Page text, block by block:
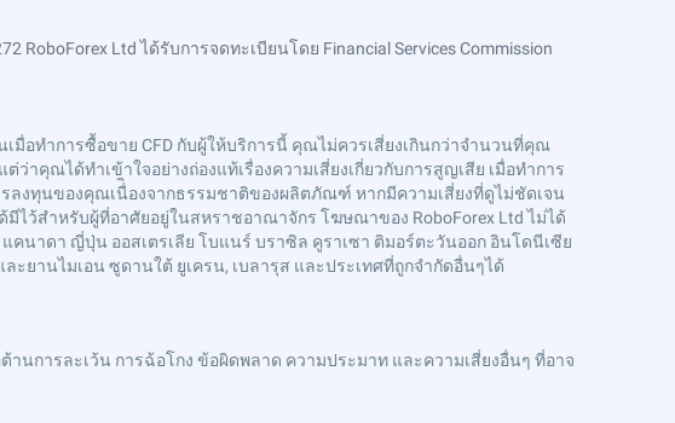
Ltd ได้รับการจดทะเบียนโดย Financial Services Commission
เมื่อทำการซื้อขาย CFD กับผู้ให้บริการนี้ คุณไม่ควรเสี่ยงเกินกว่าจำนวนที่คุณ
คุณได้ทำเข้าใจอย่างถ่องแท้เรื่องความเสี่ยงเกี่ยวกับการสูญเสีย เมื่อทำการ
งทุนของคุณเนื่ิองจากธรรมชาติของผลิตภัณฑ์ หากมีความเสี่ยงที่ดูไม่ชัดเจน
ไว้สำหรับผู้ที่อาศัยอยู่ในสหราชอาณาจักร โฆษณาของ RoboForex Ltd ไม่ได้
คนาดา ญี่ปุ่น ออสเตรเลีย โบแนร์ บราซิล คูราเซา ติมอร์ตะวันออก อินโดนีเซีย
ยานไมเอน ซูดานใต้ ยูเครน, เบลารุส และประเทศที่ถูกจำกัดอื่นๆได้
นการละเว้น การฉ้อโกง ข้อผิดพลาด ความประมาท และความเสี่ยงอื่นๆ ที่อาจ